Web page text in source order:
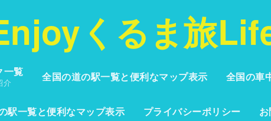
くるま旅
一覧
介 全国の道の駅一覧と便利なマップ表示 全国の車
駅一覧と便利なマップ表示 プライバシーポリシー